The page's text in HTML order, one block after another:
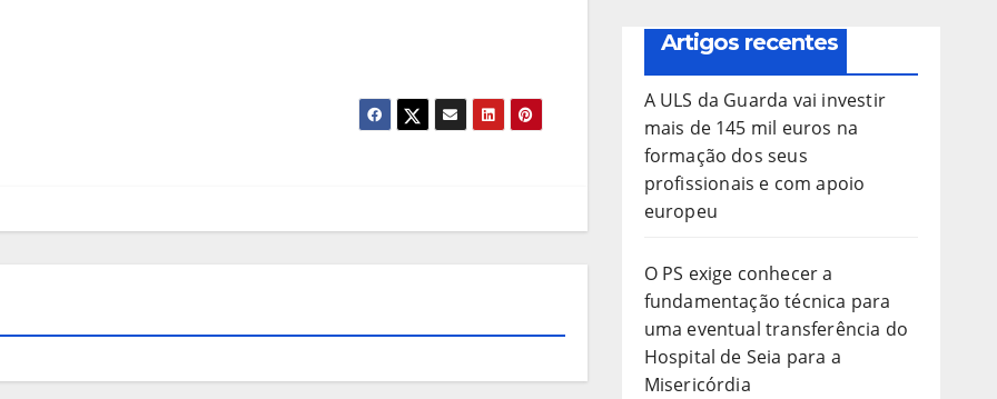
Artigos recentes
A ULS da Guarda vai investir
mais de 145 mil euros na
formação dos seus
profissionais e com apoio
europeu
O PS exige conhecer a
fundamentação técnica para
uma eventual transferência do
Hospital de Seia para a
Misericórdia